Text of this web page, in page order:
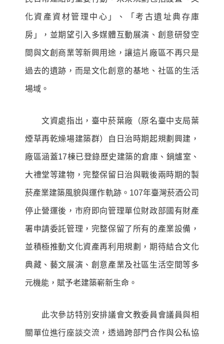
化資產資材管理中心」、「考古遺址典存庫
房」，並期望引入多媒體互動展演、創意研發空
間與文創商業等新興用途，讓這片廠區不再只是
過去的遺跡，而是文化創意的基地、社區的生活
場域。
文資處指出，臺中菸葉廠（原名臺中支局葉
煙草再乾燥場建築群）自日治時期起規劃興建，
廠區涵蓋17棟已登錄歷史建築的倉庫、鍋爐室、
大禮堂等建物，完整保留日治與戰後兩時期的製
菸產業建築風貌與運作軌跡。 107年臺灣菸酒公司
停止營運後，市府即向管理單位財政部國有財產
署申請委託管理，完整保留了所有的產業設備，
並積極推動文化資產再利用規劃，期待結合文化
典藏、藝文展演、創意產業及社區生活空間等多
元機能，賦予老建築嶄新生命。
此次參訪特別安排議會文教委員會議員與相
關單位進行座談交流，透過跨部門合作與公私協